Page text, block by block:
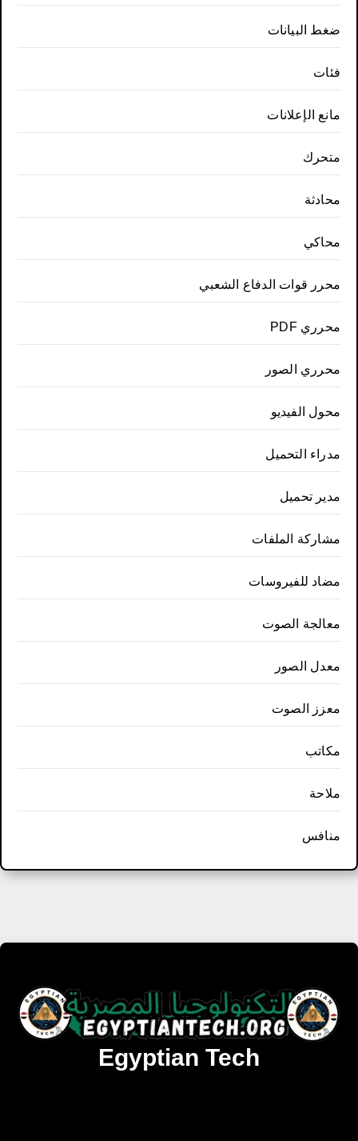
ضغط البيانات
فئات
مانع الإعلانات
متحرك
محادثة
محاكي
محرر قوات الدفاع الشعبي
محرري PDF
محرري الصور
محول الفيديو
مدراء التحميل
مدير تحميل
مشاركة الملفات
مضاد للفيروسات
معالجة الصوت
معدل الصور
معزز الصوت
مكاتب
ملاحة
منافس
Egyptian Tech